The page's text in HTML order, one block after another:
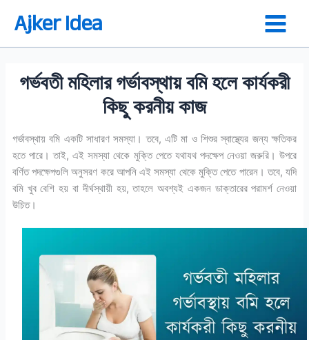
Ajker Idea
গর্ভবতী মহিলার গর্ভাবস্থায় বমি হলে কার্যকরী
কিছু করনীয় কাজ
গর্ভাবস্থায় বমি একটি সাধারণ সমস্যা। তবে, এটি মা ও শিশুর স্বাস্থ্যের জন্য ক্ষতিকর
হতে পারে। তাই, এই সমস্যা থেকে মুক্তি পেতে যথাযথ পদক্ষেপ নেওয়া জরুরি। উপরে
বর্ণিত পদক্ষেপগুলি অনুসরণ করে আপনি এই সমস্যা থেকে মুক্তি পেতে পারেন। তবে, যদি
বমি খুব বেশি হয় বা দীর্ঘস্থায়ী হয়, তাহলে অবশ্যই একজন ডাক্তারের পরামর্শ নেওয়া
উচিত।